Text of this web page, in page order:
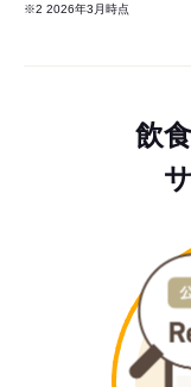
※2 2026年3月時点
飲